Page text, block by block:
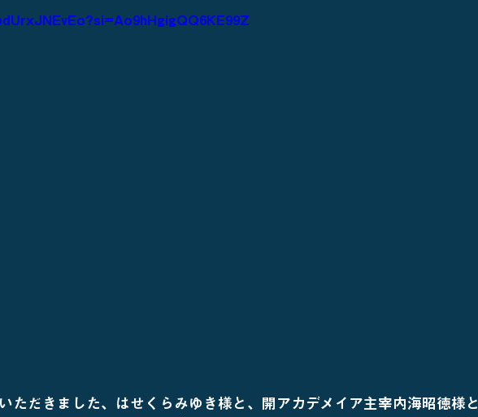
ただきました、はせくらみゆき様と、開アカデメイア主宰内海昭徳様と